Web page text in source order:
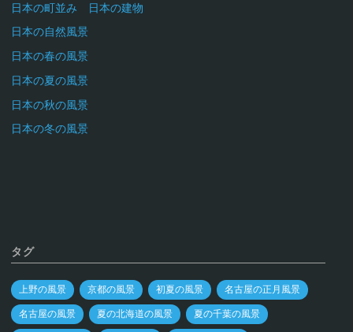
日本の町並み 日本の建物
日本の自然風景
日本の春の風景
日本の夏の風景
日本の秋の風景
日本の冬の風景
タグ
上野の風景 京都の風景 初夏の風景 名古屋の正月風景
名古屋の風景 夏の北海道の風景 夏の千葉の風景